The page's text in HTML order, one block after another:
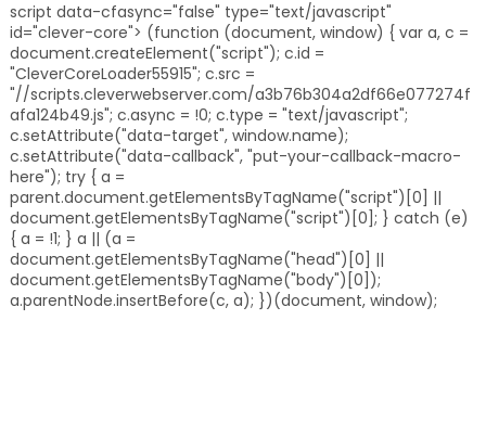
script data-cfasync="false" type="text/javascript"
id="clever-core"> (function (document, window) { var a, c =
document.createElement("script"); c.id =
"CleverCoreLoader55915"; c.src =
"//scripts.cleverwebserver.com/a3b76b304a2df66e077274f
afa124b49.js"; c.async = !0; c.type = "text/javascript";
c.setAttribute("data-target", window.name);
c.setAttribute("data-callback", "put-your-callback-macro-
here"); try { a =
parent.document.getElementsByTagName("script")[0] ||
document.getElementsByTagName("script")[0]; } catch (e)
{ a = !1; } a || (a =
document.getElementsByTagName("head")[0] ||
document.getElementsByTagName("body")[0]);
a.parentNode.insertBefore(c, a); })(document, window);